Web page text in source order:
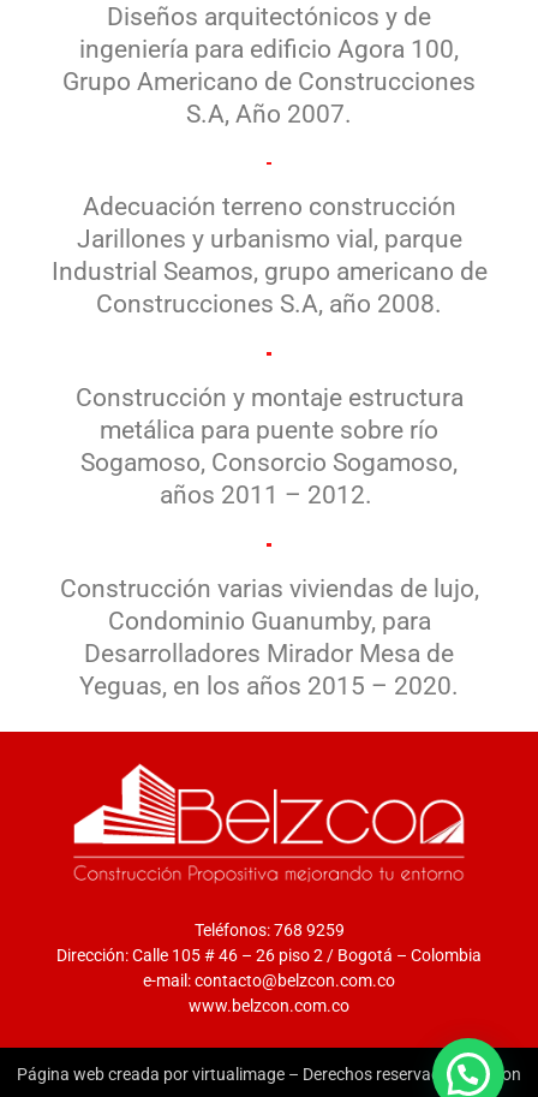
Diseños arquitectónicos y de
ingeniería para edificio Agora 100,
Grupo Americano de Construcciones
S.A, Año 2007.
Adecuación terreno construcción
Jarillones y urbanismo vial, parque
Industrial Seamos, grupo americano de
Construcciones S.A, año 2008.
Construcción y montaje estructura
metálica para puente sobre río
Sogamoso, Consorcio Sogamoso,
años 2011 – 2012.
Construcción varias viviendas de lujo,
Condominio Guanumby, para
Desarrolladores Mirador Mesa de
Yeguas, en los años 2015 – 2020.
Teléfonos: 768 9259
Dirección: Calle 105 # 46 – 26 piso 2 / Bogotá – Colombia
e-mail: contacto@belzcon.com.co
www.belzcon.com.co
Página web creada por virtualimage – Derechos reservados Belzcon